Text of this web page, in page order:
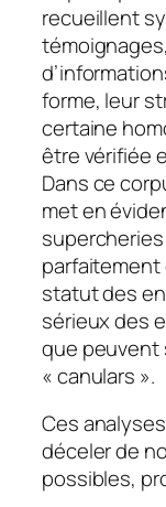
recueillent
forme, leur
certaine
être vérifiée
Dans ce
met en
parfaitement
statut des
sérieux des
que peuvent
« canulars ».
Ces
déceler de
possibles,